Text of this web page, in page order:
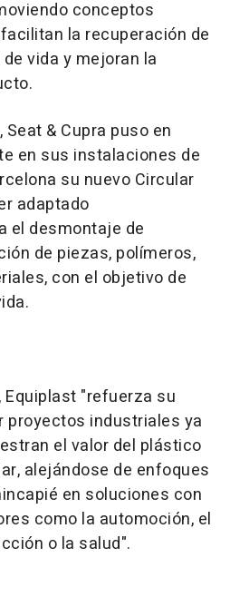
conceptos
la recuperación de
vida y mejoran la
& Cupra puso en
en sus instalaciones de
su nuevo Circular
adaptado
el desmontaje de
de piezas, polímeros,
con el objetivo de
"refuerza su
proyectos industriales ya
el valor del plástico
alejándose de enfoques
en soluciones con
como la automoción, el
o la salud".